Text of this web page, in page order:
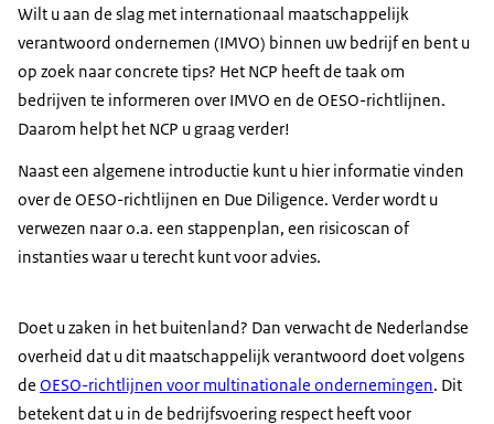
Wilt u aan de slag met internationaal maatschappelijk
verantwoord ondernemen (IMVO) binnen uw bedrijf en bent u
op zoek naar concrete tips? Het NCP heeft de taak om
bedrijven te informeren over IMVO en de OESO-richtlijnen.
Daarom helpt het NCP u graag verder!
Naast een algemene introductie kunt u hier informatie vinden
over de OESO-richtlijnen en Due Diligence. Verder wordt u
verwezen naar o.a. een stappenplan, een risicoscan of
instanties waar u terecht kunt voor advies.
Doet u zaken in het buitenland? Dan verwacht de Nederlandse
overheid dat u dit maatschappelijk verantwoord doet volgens
de OESO-richtlijnen voor multinationale ondernemingen. Dit
betekent dat u in de bedrijfsvoering respect heeft voor